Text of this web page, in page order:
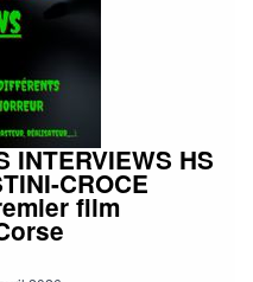
#film #horreur
INTERVIEWS HS
CROCE
film